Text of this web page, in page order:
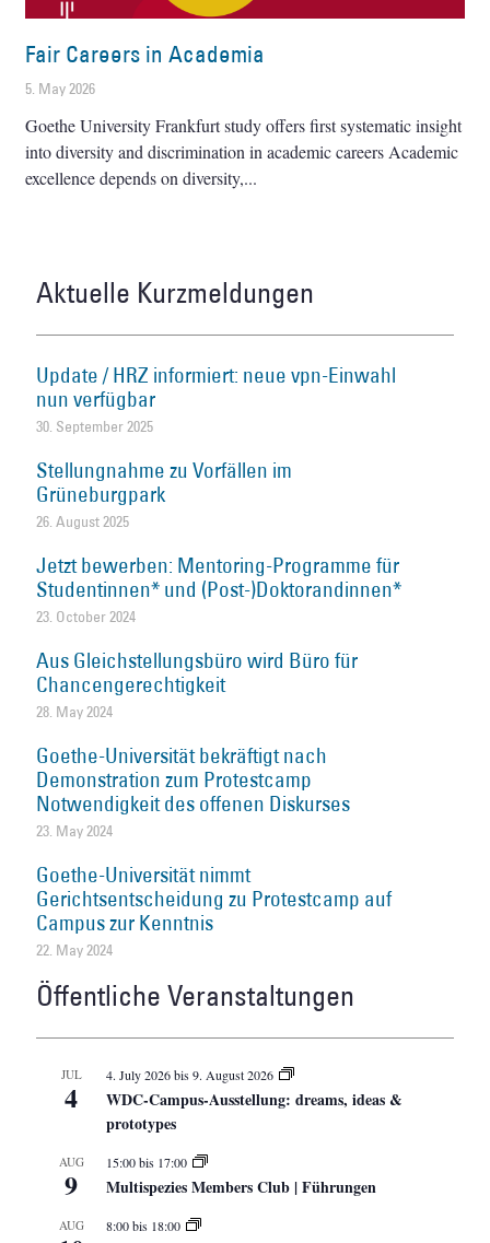
Fair Careers in Academia
5. May 2026
Goethe University Frankfurt study offers first systematic insight
into diversity and discrimination in academic careers Academic
excellence depends on diversity,
Aktuelle Kurzmeldungen
Update / HRZ informiert: neue vpn-Einwahl
nun verfügbar
30. September 2025
Stellungnahme zu Vorfällen im
Grüneburgpark
26. August 2025
Jetzt bewerben: Mentoring-Programme für
Studentinnen* und (Post-)Doktorandinnen*
23. October 2024
Aus Gleichstellungsbüro wird Büro für
Chancengerechtigkeit
28. May 2024
Goethe-Universität bekräftigt nach
Demonstration zum Protestcamp
Notwendigkeit des offenen Diskurses
23. May 2024
Goethe-Universität nimmt
Gerichtsentscheidung zu Protestcamp auf
Campus zur Kenntnis
22. May 2024
Öffentliche Veranstaltungen
JUL
4
4. July 2026bis9. August 2026
WDC-Campus-Ausstellung: dreams, ideas &
prototypes
AUG
9
15:00bis 17:00
Multispezies Members Club | Führungen
AUG 8:00bis 18:00